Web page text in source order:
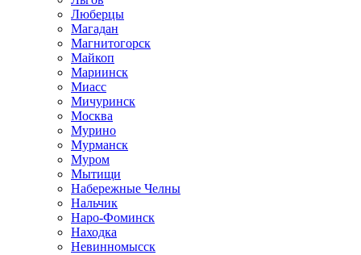
Люберцы
Магадан
Магнитогорск
Майкоп
Мариинск
Миасс
Мичуринск
Москва
Мурино
Мурманск
Муром
Мытищи
Набережные Челны
Нальчик
Наро-Фоминск
Находка
Невинномысск